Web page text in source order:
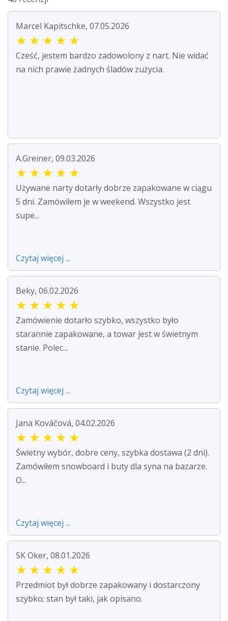
Marcel Kapitschke, 07.05.2026
★ ★ ★ ★ ★
Cześć, jestem bardzo zadowolony z nart. Nie widać
na nich prawie żadnych śladów zużycia.
A.Greiner, 09.03.2026
★ ★ ★ ★ ★
Używane narty dotarły dobrze zapakowane w ciągu
5 dni. Zamówiłem je w weekend. Wszystko jest
supe...
Czytaj więcej ...
Beky, 06.02.2026
★ ★ ★ ★ ★
Zamówienie dotarło szybko, wszystko było
starannie zapakowane, a towar jest w świetnym
stanie. Polec...
Czytaj więcej ...
Jana Kováčová, 04.02.2026
★ ★ ★ ★ ★
Świetny wybór, dobre ceny, szybka dostawa (2 dni).
Zamówiłem snowboard i buty dla syna na bazarze.
O...
Czytaj więcej ...
SK Oker, 08.01.2026
★ ★ ★ ★ ★
Przedmiot był dobrze zapakowany i dostarczony
szybko; stan był taki, jak opisano.